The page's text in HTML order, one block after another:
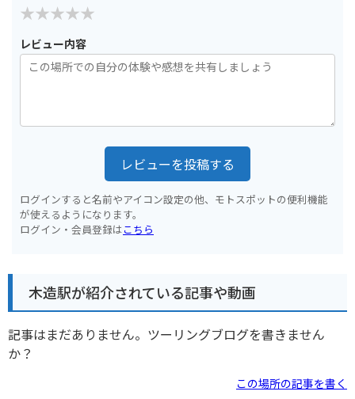
レビュー内容
レビューを投稿する
ログインすると名前やアイコン設定の他、モトスポットの便利機能
が使えるようになります。
ログイン・会員登録はこちら
木造駅が紹介されている記事や動画
記事はまだありません。ツーリングブログを書きません
か？
この場所の記事を書く